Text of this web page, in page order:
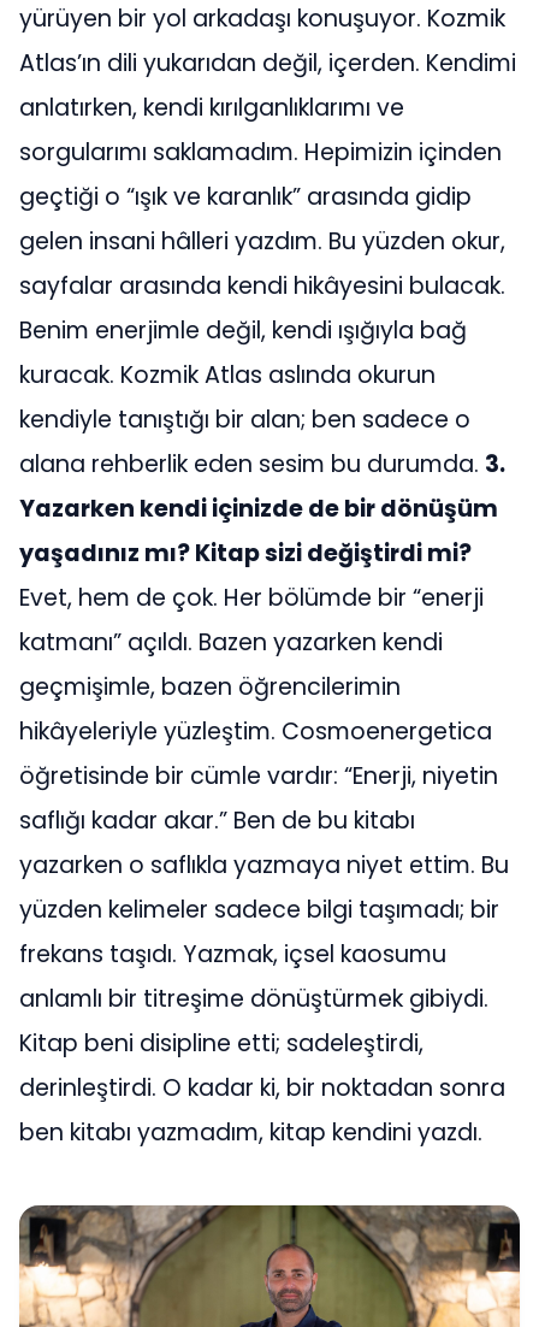
yürüyen bir yol arkadaşı konuşuyor. Kozmik
Atlas’ın dili yukarıdan değil, içerden. Kendimi
anlatırken, kendi kırılganlıklarımı ve
sorgularımı saklamadım. Hepimizin içinden
geçtiği o “ışık ve karanlık” arasında gidip
gelen insani hâlleri yazdım. Bu yüzden okur,
sayfalar arasında kendi hikâyesini bulacak.
Benim enerjimle değil, kendi ışığıyla bağ
kuracak. Kozmik Atlas aslında okurun
kendiyle tanıştığı bir alan; ben sadece o
alana rehberlik eden sesim bu durumda. 3.
Yazarken kendi içinizde de bir dönüşüm
yaşadınız mı? Kitap sizi değiştirdi mi?
Evet, hem de çok. Her bölümde bir “enerji
katmanı” açıldı. Bazen yazarken kendi
geçmişimle, bazen öğrencilerimin
hikâyeleriyle yüzleştim. Cosmoenergetica
öğretisinde bir cümle vardır: “Enerji, niyetin
saflığı kadar akar.” Ben de bu kitabı
yazarken o saflıkla yazmaya niyet ettim. Bu
yüzden kelimeler sadece bilgi taşımadı; bir
frekans taşıdı. Yazmak, içsel kaosumu
anlamlı bir titreşime dönüştürmek gibiydi.
Kitap beni disipline etti; sadeleştirdi,
derinleştirdi. O kadar ki, bir noktadan sonra
ben kitabı yazmadım, kitap kendini yazdı.